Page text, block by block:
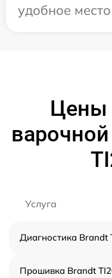
удобное
Цены
Услуга
Диагностика Brandt
Прошивка Brandt